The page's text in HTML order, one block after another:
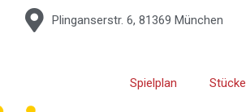
Plinganserstr. 6, 81369 München
Spielplan Stücke